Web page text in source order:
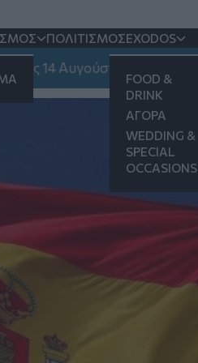
ΠΟΛΙΤΙΣΜΟΣEXODOS
FOOD &
DRINK
ΑΓΟΡΑ
WEDDING &
SPECIAL
OCCASIONS
Αυγούστου
ακροδεξιού VOX